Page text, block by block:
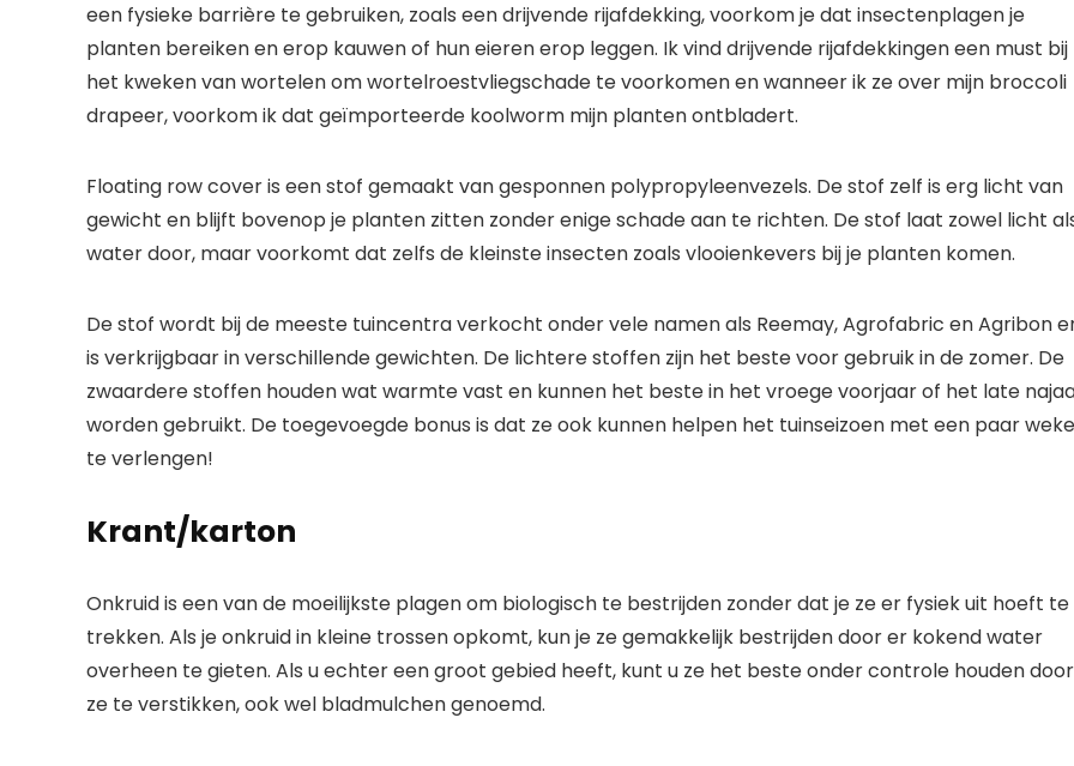
een fysieke barrière te gebruiken, zoals een drijvende rijafdekking, voorkom je dat insectenplagen je
planten bereiken en erop kauwen of hun eieren erop leggen. Ik vind drijvende rijafdekkingen een must bij
het kweken van wortelen om wortelroestvliegschade te voorkomen en wanneer ik ze over mijn broccoli
drapeer, voorkom ik dat geïmporteerde koolworm mijn planten ontbladert.
Floating row cover is een stof gemaakt van gesponnen polypropyleenvezels. De stof zelf is erg licht van
gewicht en blijft bovenop je planten zitten zonder enige schade aan te richten. De stof laat zowel licht
water door, maar voorkomt dat zelfs de kleinste insecten zoals vlooienkevers bij je planten komen.
De stof wordt bij de meeste tuincentra verkocht onder vele namen als Reemay, Agrofabric en Agribon
is verkrijgbaar in verschillende gewichten. De lichtere stoffen zijn het beste voor gebruik in de zomer. De
zwaardere stoffen houden wat warmte vast en kunnen het beste in het vroege voorjaar of het late
worden gebruikt. De toegevoegde bonus is dat ze ook kunnen helpen het tuinseizoen met een paar
te verlengen!
Krant/karton
Onkruid is een van de moeilijkste plagen om biologisch te bestrijden zonder dat je ze er fysiek uit hoeft te
trekken. Als je onkruid in kleine trossen opkomt, kun je ze gemakkelijk bestrijden door er kokend water
overheen te gieten. Als u echter een groot gebied heeft, kunt u ze het beste onder controle houden door
ze te verstikken, ook wel bladmulchen genoemd.